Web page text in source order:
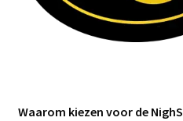
Waarom kiezen voor de